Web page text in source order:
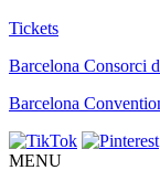
Tickets
Barcelona Consorci
Barcelona
MENU